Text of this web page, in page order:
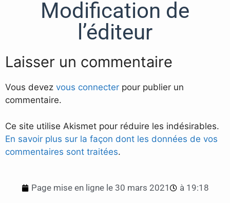
Modification de
l’éditeur
Laisser un commentaire
Vous devez vous connecter pour publier un
commentaire.
Ce site utilise Akismet pour réduire les indésirables.
En savoir plus sur la façon dont les données de vos
commentaires sont traitées.
Page mise en ligne le 30 mars 2021 à 19:18